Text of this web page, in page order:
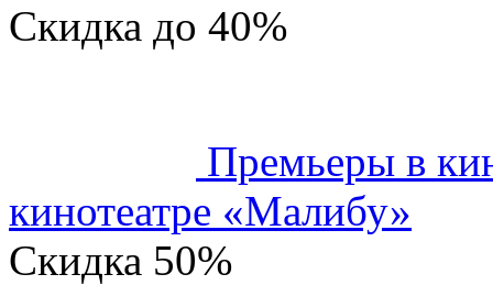
Скидка до 40%
Премьеры в
кинотеатре «Малибу»
Скидка 50%